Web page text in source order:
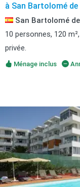
à San Bartolomé
San Bartolomé
10 personnes, 120
privée.
Ménage inclus